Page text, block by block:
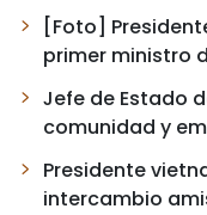
[Foto]
primer ministro
Jefe de Estado
comunidad y
Presidente
intercambio